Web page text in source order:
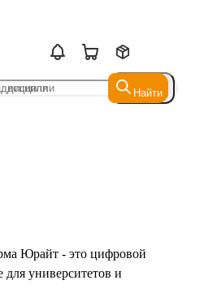
Найти
Найти
Юрайт - это цифровой
университетов и